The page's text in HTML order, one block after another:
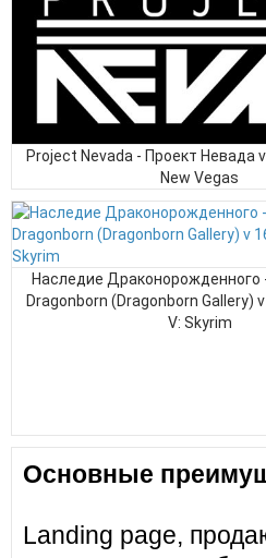
Project Nevada - Проект Невада
New Vegas
Наследие Драконорожденного
Dragonborn (Dragonborn Gallery)
V: Skyrim
Основные
Landing page,